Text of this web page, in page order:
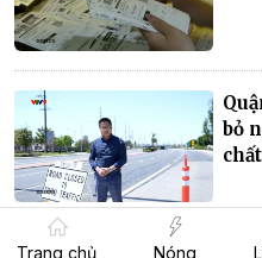
bỏ
chất
Trang chủ Nóng